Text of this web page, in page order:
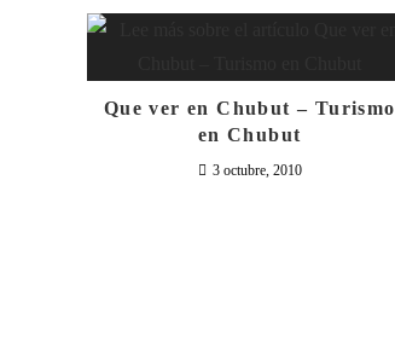
Que ver en Chubut – Turismo
en Chubut
3 octubre, 2010